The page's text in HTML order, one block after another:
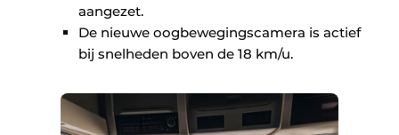
aangezet.
De nieuwe oogbewegingscamera is actief
bij snelheden boven de 18 km/u.